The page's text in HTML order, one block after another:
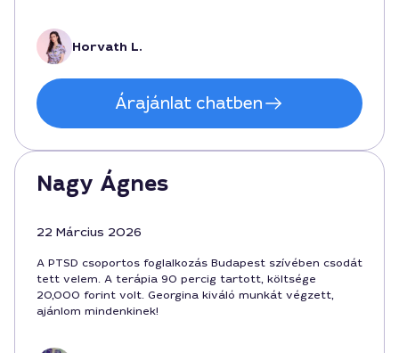
Horvath L.
Árajánlat chatben
Nagy Ágnes
22 Március 2026
A PTSD csoportos foglalkozás Budapest szívében csodát
tett velem. A terápia 90 percig tartott, költsége
20,000 forint volt. Georgina kiváló munkát végzett,
ajánlom mindenkinek!